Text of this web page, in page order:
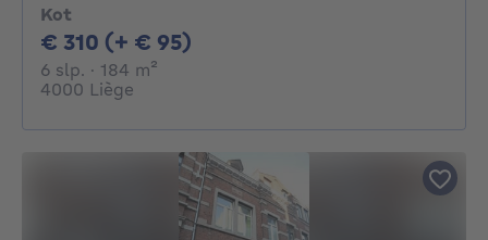
Kot
€ 310 (+ € 95)
6 slp. 6 slaapkamers
· 184 m²
4000 Liège